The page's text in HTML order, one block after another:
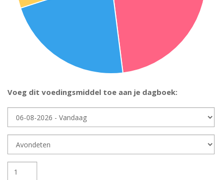
Voeg dit voedingsmiddel toe aan je dagboek:
Dagdeel